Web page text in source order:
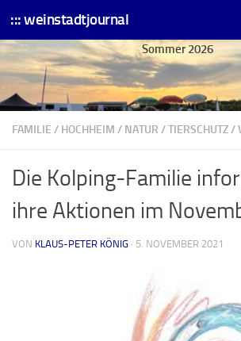
Skip to content
::: weinstadtjournal
Sommer 2026
FAMILIE / HOCHHEIM / NATUR /TIERSCHUTZ/
Die Kolping-Familie
ihre Aktionen im
VON KLAUS-PETER KÖNIG · 5. NOVEMBER 2021